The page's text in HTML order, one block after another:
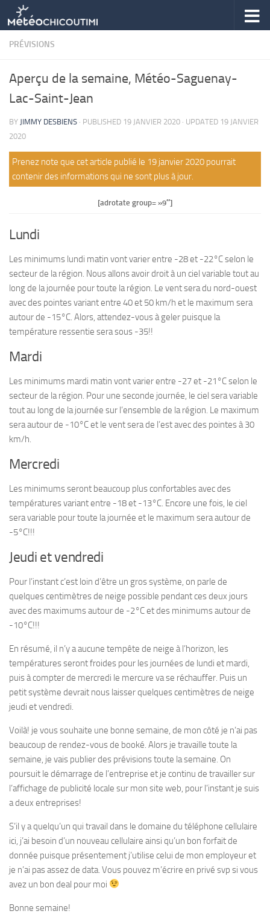
Skip to content
PRÉVISIONS
Aperçu de la semaine, Météo-Saguenay-
Lac-Saint-Jean
BY JIMMY DESBIENS · PUBLISHED 19 JANVIER 2020 · UPDATED 19 JANVIER
2020
Prenez note que cet article publié le 19 janvier 2020 pourrait
contenir des informations qui ne sont plus à jour.
[adrotate group= »9″]
Lundi
Les minimums lundi matin vont varier entre -28 et -22°C selon le
secteur de la région. Nous allons avoir droit à un ciel variable tout au
long de la journée pour toute la région. Le vent sera du nord-ouest
avec des pointes variant entre 40 et 50 km/h et le maximum sera
autour de -15°C. Alors, attendez-vous à geler puisque la
température ressentie sera sous -35!!
Mardi
Les minimums mardi matin vont varier entre -27 et -21°C selon le
secteur de la région. Pour une seconde journée, le ciel sera variable
tout au long de la journée sur l’ensemble de la région. Le maximum
sera autour de -10°C et le vent sera de l’est avec des pointes à 30
km/h.
Mercredi
Les minimums seront beaucoup plus confortables avec des
températures variant entre -18 et -13°C. Encore une fois, le ciel
sera variable pour toute la journée et le maximum sera autour de
-5°C!!!
Jeudi et vendredi
Pour l’instant c’est loin d’être un gros système, on parle de
quelques centimètres de neige possible pendant ces deux jours
avec des maximums autour de -2°C et des minimums autour de
-10°C!!!
En résumé, il n’y a aucune tempête de neige à l’horizon, les
températures seront froides pour les journées de lundi et mardi,
puis à compter de mercredi le mercure va se réchauffer. Puis un
petit système devrait nous laisser quelques centimètres de neige
jeudi et vendredi.
Voilà! je vous souhaite une bonne semaine, de mon côté je n’ai pas
beaucoup de rendez-vous de booké. Alors je travaille toute la
semaine, je vais publier des prévisions toute la semaine. On
poursuit le démarrage de l’entreprise et je continu de travailler sur
l’affichage de publicité locale sur mon site web, pour l’instant je suis
a deux entreprises!
S’il y a quelqu’un qui travail dans le domaine du téléphone cellulaire
ici, j’ai besoin d’un nouveau cellulaire ainsi qu’un bon forfait de
donnée puisque présentement j’utilise celui de mon employeur et
je n’ai pas assez de data. Vous pouvez m’écrire en privé svp si vous
avez un bon deal pour moi
Bonne semaine!